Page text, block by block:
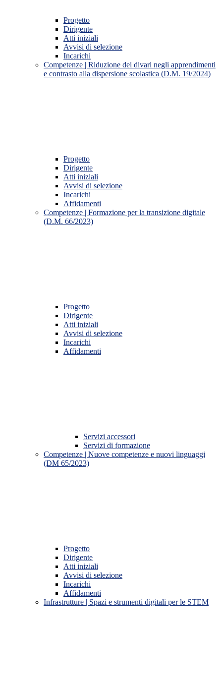
Progetto
Dirigente
Atti iniziali
Avvisi di selezione
Incarichi
Competenze | Riduzione dei divari negli apprendimenti
e contrasto alla dispersione scolastica (D.M. 19/2024)
Progetto
Dirigente
Atti iniziali
Avvisi di selezione
Incarichi
Affidamenti
Competenze | Formazione per la transizione digitale
(D.M. 66/2023)
Progetto
Dirigente
Atti iniziali
Avvisi di selezione
Incarichi
Affidamenti
Servizi accessori
Servizi di formazione
Competenze | Nuove competenze e nuovi linguaggi
(DM 65/2023)
Progetto
Dirigente
Atti iniziali
Avvisi di selezione
Incarichi
Affidamenti
Infrastrutture | Spazi e strumenti digitali per le STEM